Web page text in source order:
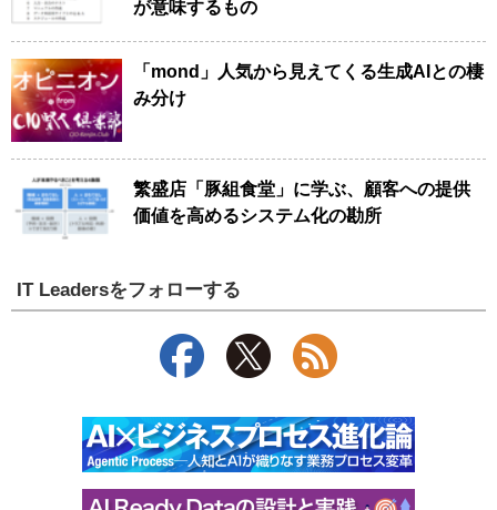
が意味するもの
「mond」人気から見えてくる生成AIとの棲
み分け
繁盛店「豚組食堂」に学ぶ、顧客への提供
価値を高めるシステム化の勘所
IT Leadersをフォローする